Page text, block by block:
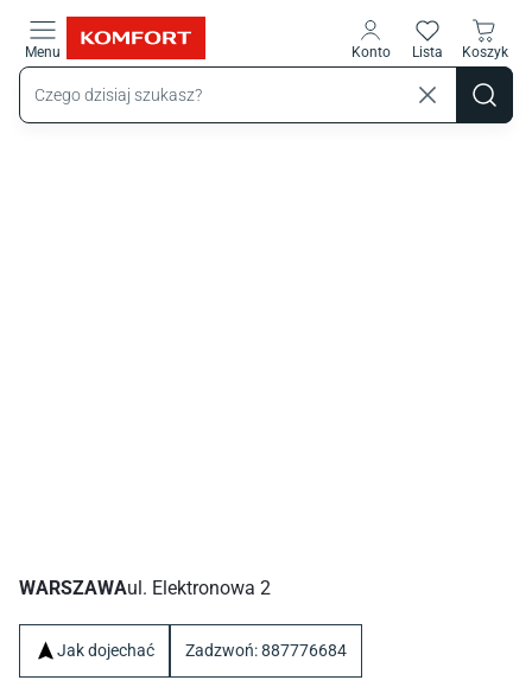
Menu Konto Lista Koszyk
WARSZAWAul. Elektronowa 2
Jak dojechać Zadzwoń: 887776684